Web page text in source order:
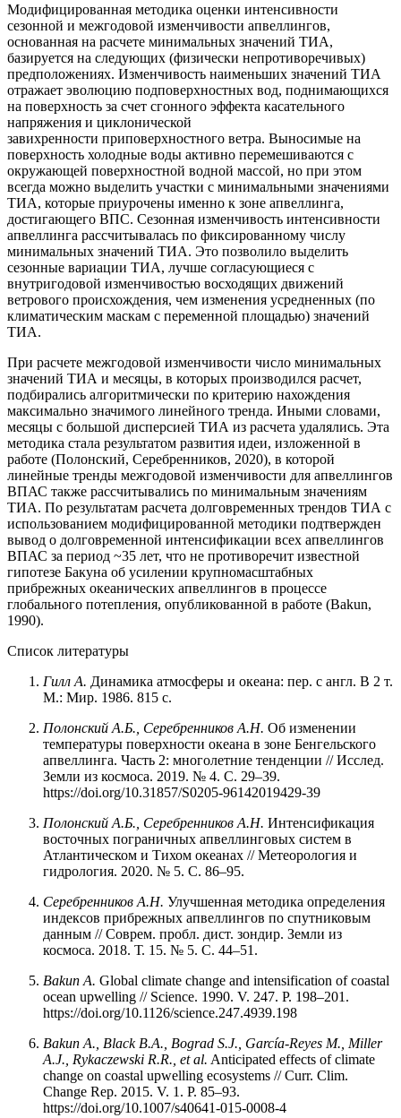
Модифицированная методика оценки интенсивности
сезонной и межгодовой изменчивости апвеллингов,
основанная на расчете минимальных значений ТИА,
базируется на следующих (физически непротиворечивых)
предположениях. Изменчивость наименьших значений ТИА
отражает эволюцию подповерхностных вод, поднимающихся
на поверхность за счет сгонного эффекта касательного
напряжения и циклонической
завихренности приповерхностного ветра. Выносимые на
поверхность холодные воды активно перемешиваются с
окружающей поверхностной водной массой, но при этом
всегда можно выделить участки с минимальными значениями
ТИА, которые приурочены именно к зоне апвеллинга,
достигающего ВПС. Сезонная изменчивость интенсивности
апвеллинга рассчитывалась по фиксированному числу
минимальных значений ТИА. Это позволило выделить
сезонные вариации ТИА, лучше согласующиеся с
внутригодовой изменчивостью восходящих движений
ветрового происхождения, чем изменения усредненных (по
климатическим маскам с переменной площадью) значений
ТИА.
При расчете межгодовой изменчивости число минимальных
значений ТИА и месяцы, в которых производился расчет,
подбирались алгоритмически по критерию нахождения
максимально значимого линейного тренда. Иными словами,
месяцы с большой дисперсией ТИА из расчета удалялись. Эта
методика стала результатом развития идеи, изложенной в
работе (Полонский, Серебренников, 2020), в которой
линейные тренды межгодовой изменчивости для апвеллингов
ВПАС также рассчитывались по минимальным значениям
ТИА. По результатам расчета долговременных трендов ТИА с
использованием модифицированной методики подтвержден
вывод о долговременной интенсификации всех апвеллингов
ВПАС за период ~35 лет, что не противоречит известной
гипотезе Бакуна об усилении крупномасштабных
прибрежных океанических апвеллингов в процессе
глобального потепления, опубликованной в работе (Bakun,
1990).
Список литературы
Гилл А. Динамика атмосферы и океана: пер. с англ. В 2 т.
М.: Мир. 1986. 815 с.
Полонский А.Б., Серебренников А.Н. Об изменении
температуры поверхности океана в зоне Бенгельского
апвеллинга. Часть 2: многолетние тенденции // Исслед.
Земли из космоса. 2019. № 4. С. 29–39.
https://doi.org/10.31857/S0205-96142019429-39
Полонский А.Б., Серебренников А.Н. Интенсификация
восточных пограничных апвеллинговых систем в
Атлантическом и Тихом океанах // Метеорология и
гидрология. 2020. № 5. С. 86–95.
Серебренников А.Н. Улучшенная методика определения
индексов прибрежных апвеллингов по спутниковым
данным // Соврем. пробл. дист. зондир. Земли из
космоса. 2018. Т. 15. № 5. С. 44–51.
Bakun A. Global climate change and intensification of coastal
ocean upwelling // Science. 1990. V. 247. P. 198–201.
https://doi.org/10.1126/science.247.4939.198
Bakun A., Black B.A., Bograd S.J., García-Reyes M., Miller
A.J., Rykaczewski R.R., et al. Anticipated effects of climate
change on coastal upwelling ecosystems // Curr. Clim.
Change Rep. 2015. V. 1. P. 85–93.
https://doi.org/10.1007/s40641-015-0008-4